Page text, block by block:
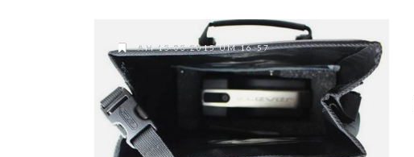
AM 13.03.2015 UM 16:57